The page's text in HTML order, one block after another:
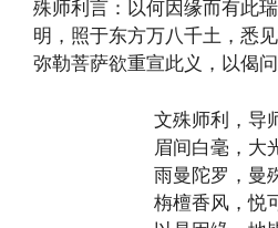
殊师利言：以何因缘而有此
明，照于东方万八千土，悉
弥勒菩萨欲重宣此义，以偈问
文殊师利，导
眉间白毫，大
雨曼陀罗，曼
栴檀香风，悦